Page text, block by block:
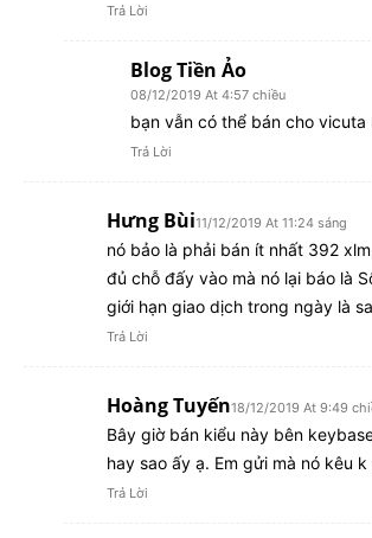
Trả Lời
Blog Tiền Ảo
08/12/2019 At 4:57 chiều
bạn vẫn có thể bán cho vicuta
Trả Lời
Hưng Bùi11/12/2019 At 11:24 sáng
nó bảo là phải bán ít nhất 392
đủ chỗ đấy vào mà nó lại báo là
giới hạn giao dịch trong ngày là
Trả Lời
Hoàng Tuyến18/12/2019 At 9:49
Bây giờ bán kiểu này bên
hay sao ấy ạ. Em gửi mà nó kêu
Trả Lời